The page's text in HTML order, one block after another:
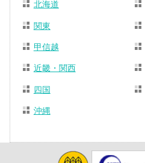
北海道
関東
甲信越
近畿・関西
四国
沖縄